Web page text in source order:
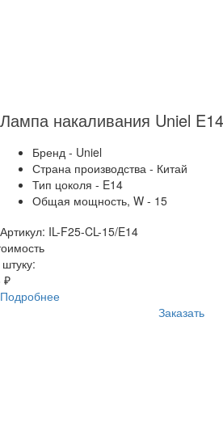
Бренд - Uniel
Страна производства - Китай
Тип цоколя - E14
Общая мощность, W - 15
Артикул: IL-F25-CL-15/E14
₽
Подробнее
Заказать